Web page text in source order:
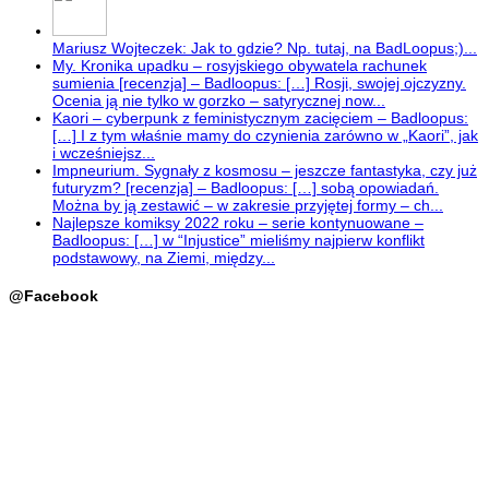
Mariusz Wojteczek: Jak to gdzie? Np. tutaj, na BadLoopus;)...
My. Kronika upadku – rosyjskiego obywatela rachunek
sumienia [recenzja] – Badloopus: […] Rosji, swojej ojczyzny.
Ocenia ją nie tylko w gorzko – satyrycznej now...
Kaori – cyberpunk z feministycznym zacięciem – Badloopus:
[…] I z tym właśnie mamy do czynienia zarówno w „Kaori”, jak
i wcześniejsz...
Impneurium. Sygnały z kosmosu – jeszcze fantastyka, czy już
futuryzm? [recenzja] – Badloopus: […] sobą opowiadań.
Można by ją zestawić – w zakresie przyjętej formy – ch...
Najlepsze komiksy 2022 roku – serie kontynuowane –
Badloopus: […] w “Injustice” mieliśmy najpierw konflikt
podstawowy, na Ziemi, między...
@Facebook